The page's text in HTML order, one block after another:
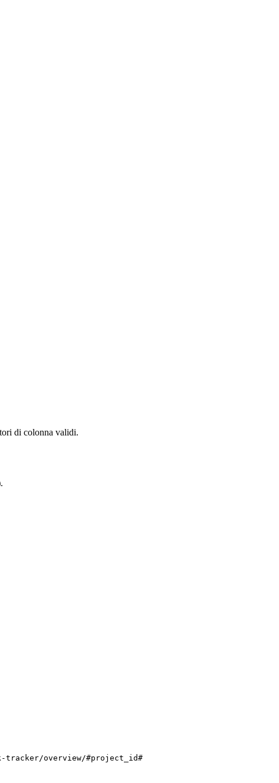
di colonna validi.
tracker/overview/#project_id#